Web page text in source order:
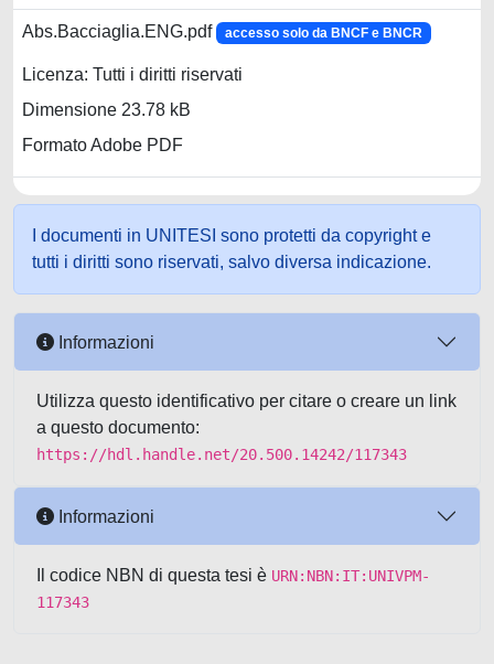
Abs.Bacciaglia.ENG.pdf accesso solo da BNCF e BNCR
Licenza: Tutti i diritti riservati
Dimensione 23.78 kB
Formato Adobe PDF
I documenti in UNITESI sono protetti da copyright e
tutti i diritti sono riservati, salvo diversa indicazione.
Informazioni
Utilizza questo identificativo per citare o creare un link
a questo documento:
https://hdl.handle.net/20.500.14242/117343
Informazioni
Il codice NBN di questa tesi è URN:NBN:IT:UNIVPM-
117343